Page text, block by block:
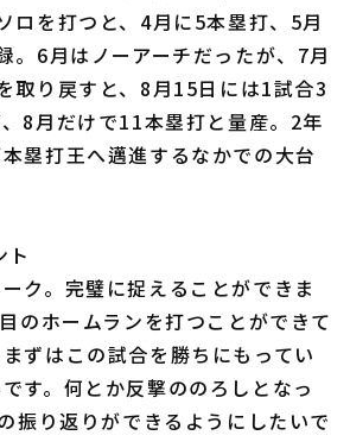
プライバシーポリシー
開く）
ロを打つと、4月に5本塁打、5月
。6月はノーアーチだったが、7月
取り戻すと、8月15日には1試合3
8月だけで11本塁打と量産。2年
塁打王へ邁進するなかでの大台
ーク。完璧に捉えることができま
のホームランを打つことができて
ずはこの試合を勝ちにもってい
す。何とか反撃ののろしとなっ
振り返りができるようにしたいで